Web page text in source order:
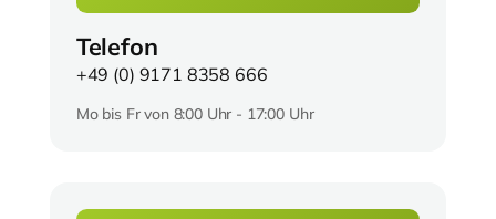
Telefon
+49 (0) 9171 8358 666
Mo bis Fr von 8:00 Uhr - 17:00 Uhr